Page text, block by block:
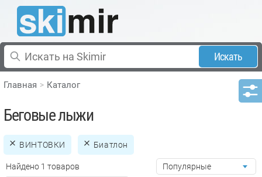
Искать
Главная Каталог
Беговые лыжи
ВИНТОВКИ Биатлон
Найдено 1 товаров Популярные